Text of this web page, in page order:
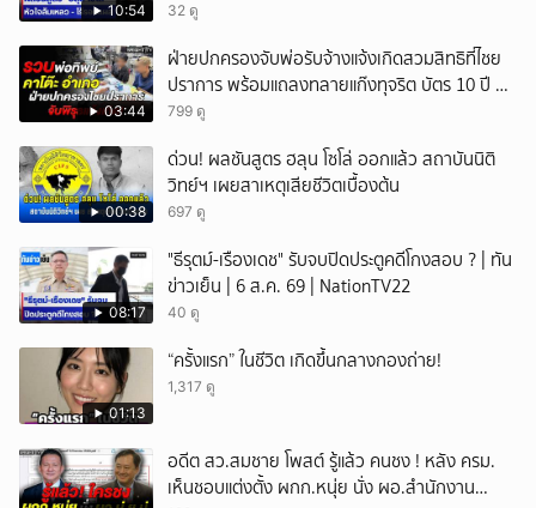
10:54 32 ดู
03:44
ฝ่ายปกครองจับพ่อรับจ้างแจ้งเกิดสวมสิทธิที่ไชย
ปราการ พร้อมแถลงทลายแก๊งทุจริต บัตร 10 ปี ที่
แม่สอด
799 ดู
00:38
ด่วน! ผลชันสูตร ฮลุน โซโล่ ออกแล้ว สถาบันนิติ
วิทย์ฯ เผยสาเหตุเสียชีวิตเบื้องต้น
697 ดู
08:17
"ธีรุตม์-เรืองเดช" รับจบปิดประตูคดีโกงสอบ ? | ทัน
ข่าวเย็น | 6 ส.ค. 69 | NationTV22
40 ดู
01:13
“ครั้งแรก” ในชีวิต เกิดขึ้นกลางกองถ่าย!
1,317 ดู
อดีต สว.สมชาย โพสต์ รู้แล้ว คนชง ! หลัง ครม.
เห็นชอบแต่งตั้ง ผกก.หนุ่ย นั่ง ผอ.สำนักงาน